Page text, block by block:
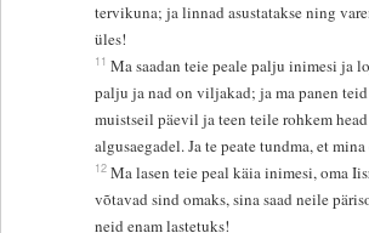
tervikuna; ja linnad asustatakse ning
üles!
11 Ma saadan teie peale palju inimesi ja
palju ja nad on viljakad; ja ma panen
muistseil päevil ja teen teile rohkem
algusaegadel. Ja te peate tundma, et
12 Ma lasen teie peal käia inimesi, oma
võtavad sind omaks, sina saad neile
neid enam lastetuks!